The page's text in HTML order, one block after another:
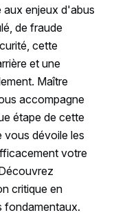
aux enjeux d'abus
de fraude
cette
et une
Maître
accompagne
étape de cette
vous dévoile les
votre
critique en
fondamentaux.